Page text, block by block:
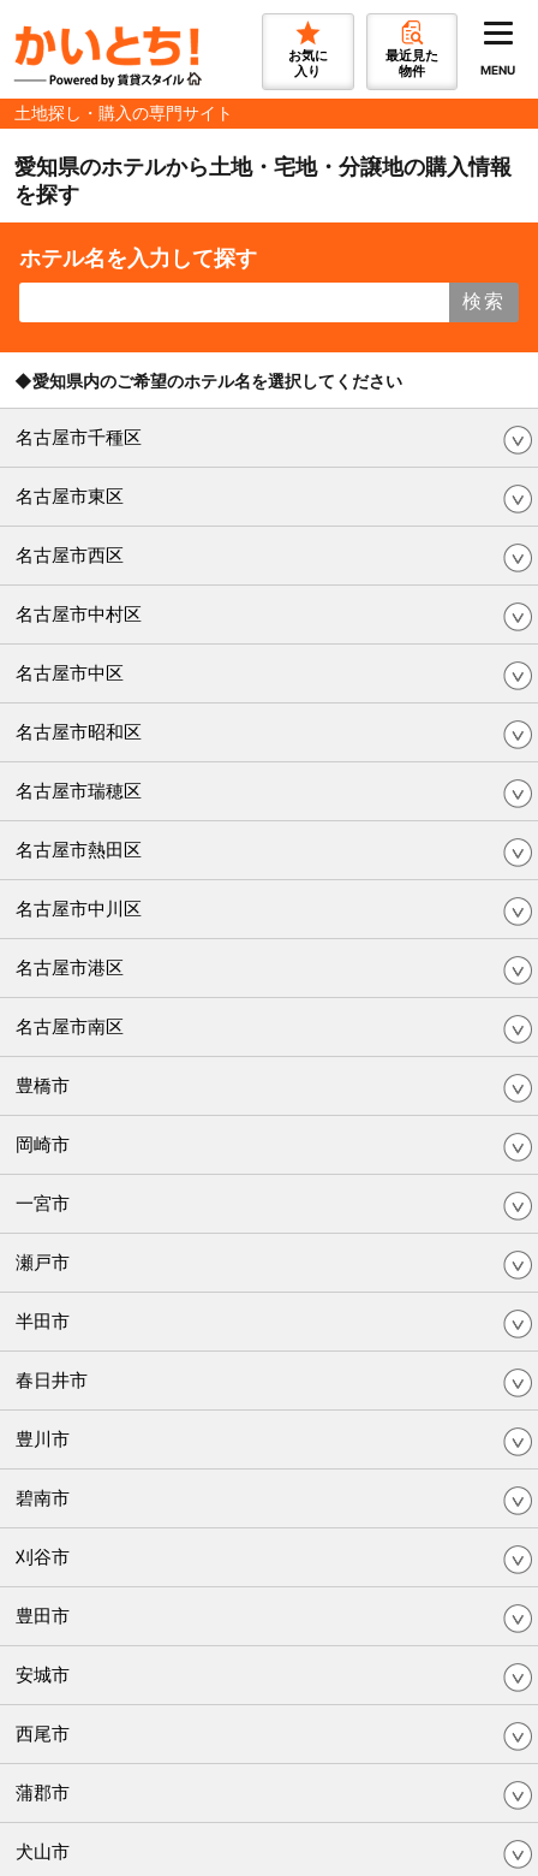
お気に
入り
最近見た
物件
MENU
土地探し・購入の専門サイト
愛知県のホテルから土地・宅地・分譲地の購入情報
を探す
ホテル名を入力して探す
検索
◆愛知県内のご希望のホテル名を選択してください
名古屋市千種区
名古屋市東区
名古屋市西区
名古屋市中村区
名古屋市中区
名古屋市昭和区
名古屋市瑞穂区
名古屋市熱田区
名古屋市中川区
名古屋市港区
名古屋市南区
豊橋市
岡崎市
一宮市
瀬戸市
半田市
春日井市
豊川市
碧南市
刈谷市
豊田市
安城市
西尾市
蒲郡市
犬山市